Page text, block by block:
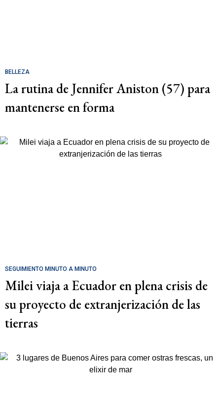
BELLEZA
La rutina de Jennifer Aniston (57) para
mantenerse en forma
SEGUIMIENTO MINUTO A MINUTO
Milei viaja a Ecuador en plena crisis de
su proyecto de extranjerización de las
tierras